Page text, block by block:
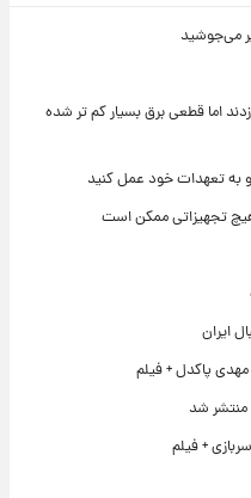
می‌جوشید
اما قطعی برق بسیار کم تر شده
و به تعهدات خود عمل کنید
تجهیزاتی ممکن است
ایران
پاکدل + فیلم
منتشر شد
+ فیلم